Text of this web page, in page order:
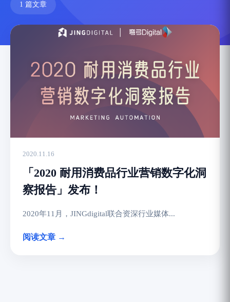
1 篇文章
2020.11.16
「2020 耐用消费品行业营销数字化洞
察报告」发布！
2020年11月，JINGdigital联合资深行业媒体...
阅读文章 →